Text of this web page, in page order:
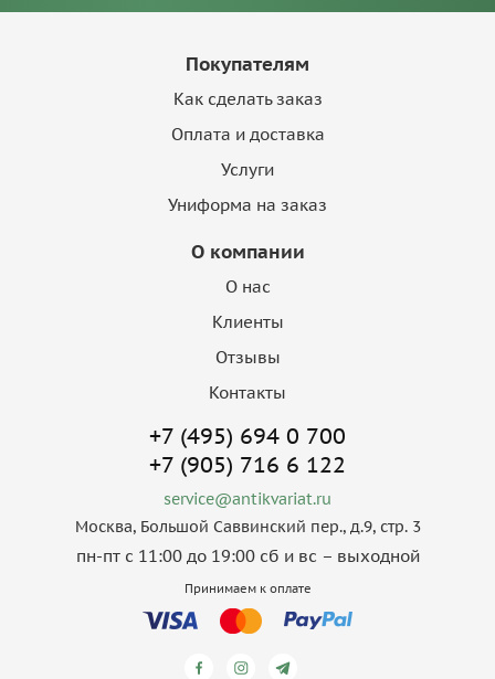
Покупателям
Как сделать заказ
Оплата и доставка
Услуги
Униформа на заказ
О компании
О нас
Клиенты
Отзывы
Контакты
+7 (495) 694 0 700
+7 (905) 716 6 122
service@antikvariat.ru
Москва, Большой Саввинский пер., д.9, стр. 3
пн-пт с 11:00 до 19:00 сб и вс – выходной
Принимаем к оплате